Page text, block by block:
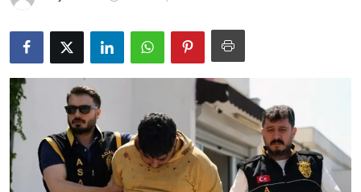
Spor Haberleri
Teknoloji Haberleri
Magazin Haberleri
Dünya Haberleri